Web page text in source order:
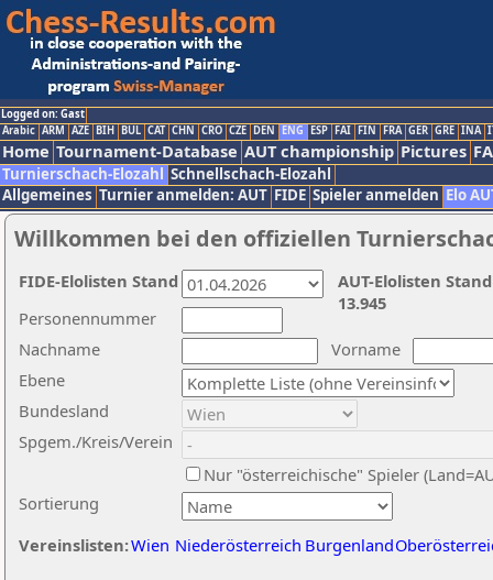
Logged on: Gast
Arabic ARM AZE BIH BUL CAT CHN CRO CZE DEN ENG ESP FAI FIN FRA GER GRE INA
Home Tournament-Database AUT championship Pictures
Turnierschach-Elozahl Schnellschach-Elozahl
Allgemeines Turnier anmelden: AUT FIDE Spieler anmelden Elo
Willkommen bei den offiziellen
Nachname
Vorname
Ebene
Sortierung
Personennummer
Bundesland
Spgem./Kreis/Verein
Nur "österreichische" Spieler
Vereinslisten:Wien Niederösterreich Burgenland
AUT-Elolisten
13.945
FIDE-Elolisten Stand